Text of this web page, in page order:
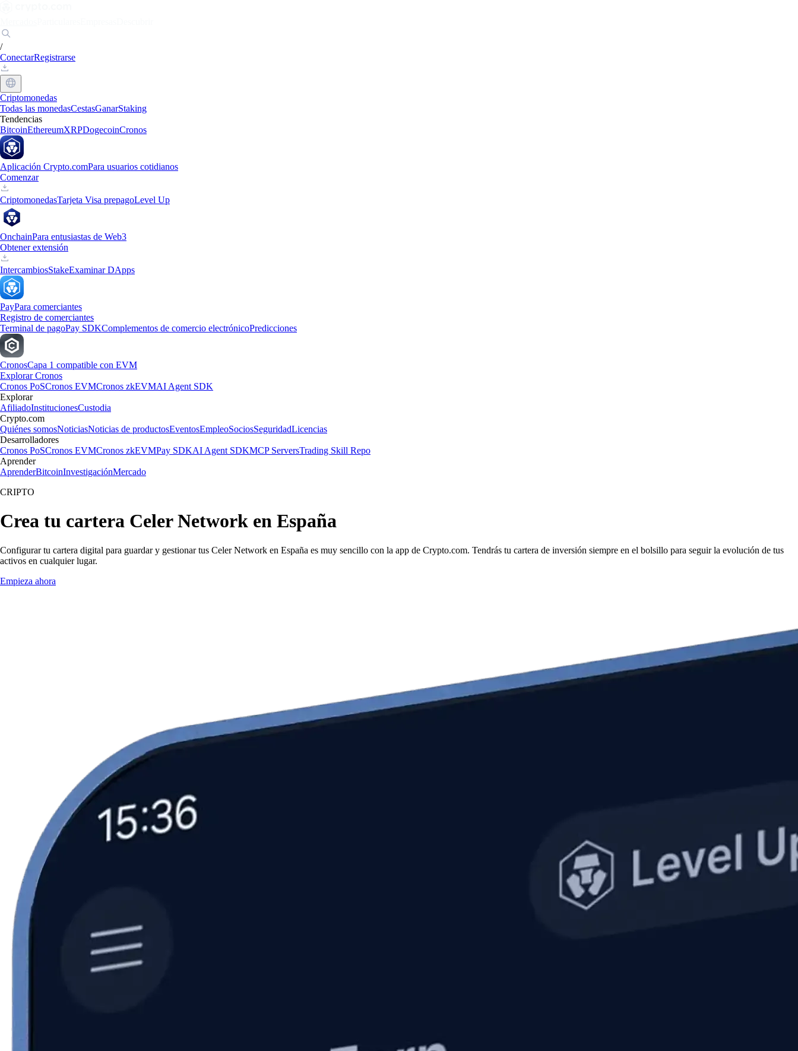
/
ConectarRegistrarse
Criptomonedas
Todas las monedasCestasGanarStaking
Tendencias
BitcoinEthereumXRPDogecoinCronos
Aplicación Crypto.comPara usuarios cotidianos
Comenzar
CriptomonedasTarjeta Visa prepagoLevel Up
OnchainPara entusiastas de Web3
Obtener extensión
IntercambiosStakeExaminar DApps
PayPara comerciantes
Registro de comerciantes
Terminal de pagoPay SDKComplementos de comercio electrónicoPredicciones
CronosCapa 1 compatible con EVM
Explorar Cronos
Cronos PoSCronos EVMCronos zkEVMAI Agent SDK
Explorar
AfiliadoInstitucionesCustodia
Crypto.com
Quiénes somosNoticiasNoticias de productosEventosEmpleoSociosSeguridadLicencias
Desarrolladores
Cronos PoSCronos EVMCronos zkEVMPay SDKAI Agent SDKMCP ServersTrading Skill Repo
Aprender
AprenderBitcoinInvestigaciónMercado
CRIPTO
Crea tu cartera Celer Network en España
Configurar tu cartera digital para guardar y gestionar tus Celer Network en España es muy sencillo con la app de Crypto.com. Tendrás tu cartera de inversión siempre en el bolsillo para seguir la evolución de tus
activos en cualquier lugar.
Empieza ahora